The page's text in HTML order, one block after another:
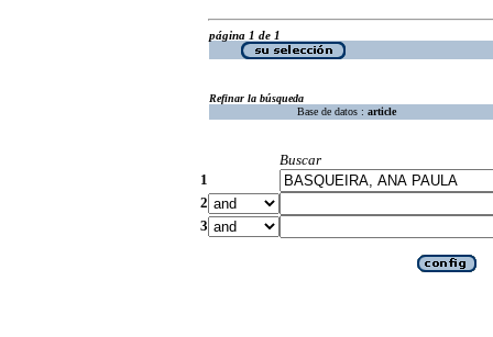
página 1 de 1
Refinar la búsqueda
Base de datos : article
Buscar
1
2
3